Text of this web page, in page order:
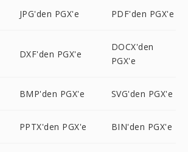
JPG'den PGX'e PDF'den PGX'e
DXF'den PGX'e
DOCX'den
PGX'e
BMP'den PGX'e SVG'den PGX'e
PPTX'den PGX'e BIN'den PGX'e